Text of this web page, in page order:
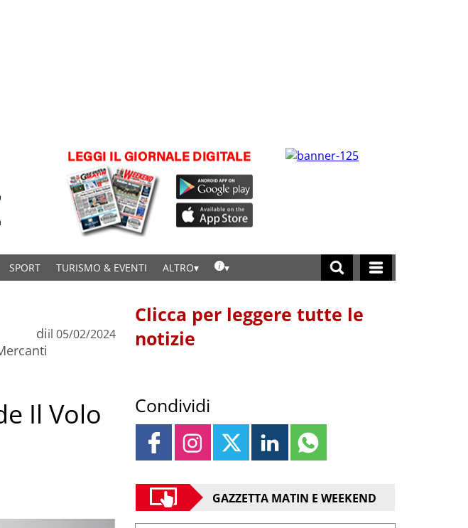
SPORT TURISMO & EVENTI ALTRO
diil 05/02/2024
Il Volo
Clicca per leggere tutte le
notizie
Condividi
GAZZETTA MATIN E WEEKEND